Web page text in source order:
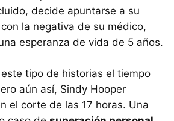
decide apuntarse a su
la negativa de su médico,
esperanza de vida de 5 años.
tipo de historias el tiempo
aún así, Sindy Hooper
el corte de las 17 horas. Una